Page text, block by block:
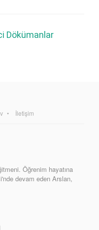
Dökümanlar
İletişim
Öğrenim hayatına
devam eden Arslan,